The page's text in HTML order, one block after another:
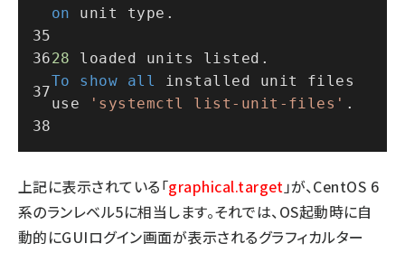
on
unit type.
28
loaded units listed.
To
show all
installed unit files
use
'systemctl list-unit-files' .
上記に表示されている「graphical.target 」が、CentOS 6
系のランレベル5に相当します。それでは、OS起動時に自
動的にGUIログイン画面が表示されるグラフィカルター